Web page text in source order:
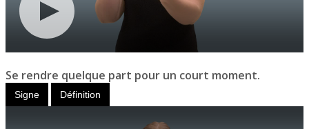
Se rendre quelque part pour un court moment.
Signe Définition